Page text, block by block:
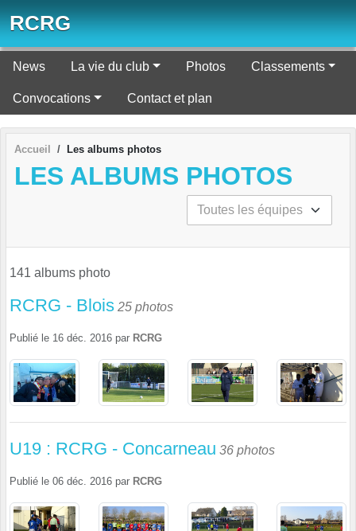
RCRG
News La vie du club Photos Classements
Convocations Contact et plan
Accueil Les albums photos
LES ALBUMS PHOTOS
141 albums photo
RCRG - Blois 25 photos
Publié le 16 déc. 2016 par RCRG
U19 : RCRG - Concarneau 36 photos
Publié le 06 déc. 2016 par RCRG